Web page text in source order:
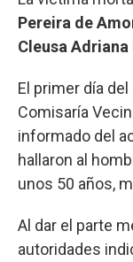
Pereira de
Cleusa
El primer día
Comisaría
informado del
hallaron al
unos 50 años,
Al dar el parte
autoridades